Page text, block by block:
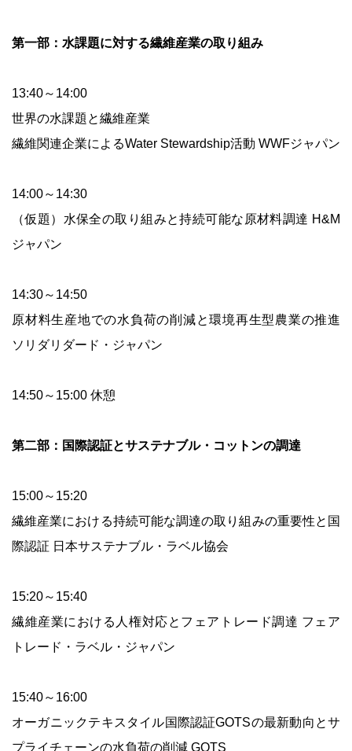
第一部：水課題に対する繊維産業の取り組み
13:40～14:00
世界の水課題と繊維産業
繊維関連企業によるWater Stewardship活動 WWFジャパン
14:00～14:30
（仮題）水保全の取り組みと持続可能な原材料調達 H&M
ジャパン
14:30～14:50
原材料生産地での水負荷の削減と環境再生型農業の推進
ソリダリダード・ジャパン
14:50～15:00 休憩
第二部：国際認証とサステナブル・コットンの調達
15:00～15:20
繊維産業における持続可能な調達の取り組みの重要性と国
際認証 日本サステナブル・ラベル協会
15:20～15:40
繊維産業における人権対応とフェアトレード調達 フェア
トレード・ラベル・ジャパン
15:40～16:00
オーガニックテキスタイル国際認証GOTSの最新動向とサ
プライチェーンの水負荷の削減 GOTS